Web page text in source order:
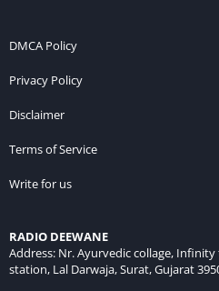
DMCA Policy
Privacy Policy
Disclaimer
Terms of Service
Write for us
RADIO DEEWANE
Address: Nr. Ayurvedic collage,
station, Lal Darwaja, Surat, Gujarat